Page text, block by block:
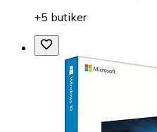
+5 butiker